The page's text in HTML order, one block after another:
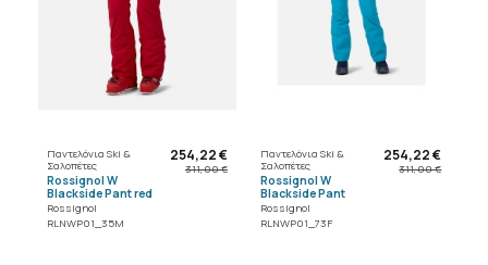
Παντελόνια Ski &
Σαλοπέτες
Rossignol W
Blackside Pant red
Rossignol
RLNWP01_35M
254,22 €
311,00 €
Παντελόνια Ski &
Σαλοπέτες
Rossignol W
Blackside Pant
Rossignol
RLNWP01_73F
254,22 €
311,00 €